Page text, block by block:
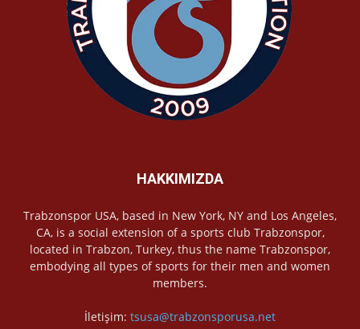
HAKKIMIZDA
Trabzonspor USA, based in New York, NY and Los Angeles,
CA, is a social extension of a sports club Trabzonspor,
located in Trabzon, Turkey, thus the name Trabzonspor,
embodying all types of sports for their men and women
members.
İletişim: tsusa@trabzonsporusa.net